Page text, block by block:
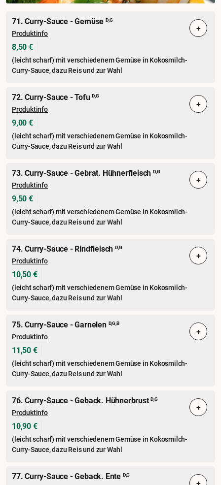
71. Curry-Sauce - Gemüse D,G
Produktinfo
8,50 €
(leicht scharf) mit verschiedenem Gemüse in Kokosmilch-
Curry-Sauce, dazu Reis und zur Wahl
+
72. Curry-Sauce - TofuD,G
Produktinfo
9,00 €
(leicht scharf) mit verschiedenem Gemüse in Kokosmilch-
Curry-Sauce, dazu Reis und zur Wahl
+
73. Curry-Sauce - Gebrat. Hühnerfleisch D,G
Produktinfo
9,50 €
(leicht scharf) mit verschiedenem Gemüse in Kokosmilch-
Curry-Sauce, dazu Reis und zur Wahl
+
74. Curry-Sauce - Rindfleisch D,G
Produktinfo
10,50 €
(leicht scharf) mit verschiedenem Gemüse in Kokosmilch-
Curry-Sauce, dazu Reis und zur Wahl
+
75. Curry-Sauce - Garnelen D,G,B
Produktinfo
11,50 €
(leicht scharf) mit verschiedenem Gemüse in Kokosmilch-
Curry-Sauce, dazu Reis und zur Wahl
+
76. Curry-Sauce - Geback. HühnerbrustD,G
Produktinfo
10,90 €
(leicht scharf) mit verschiedenem Gemüse in Kokosmilch-
Curry-Sauce, dazu Reis und zur Wahl
+
77. Curry-Sauce - Geback. Ente D,G